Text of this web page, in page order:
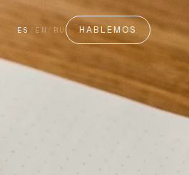
ES / EN / RU HABLEMOS